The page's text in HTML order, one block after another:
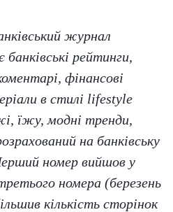
журнал
банківські рейтинги,
фінансові
в стилі lifestyle
їжу, модні тренди,
на банківську
номер вийшов у
номера (березень
кількість сторінок